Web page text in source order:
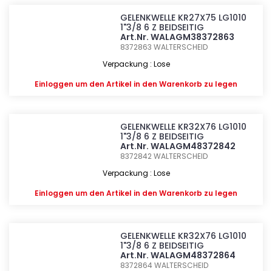
GELENKWELLE KR27X75 LG1010
1"3/8 6 Z BEIDSEITIG
Art.Nr. WALAGM38372863
8372863WALTERSCHEID
Verpackung : Lose
Einloggen um den Artikel in den Warenkorb zu legen
GELENKWELLE KR32X76 LG1010
1"3/8 6 Z BEIDSEITIG
Art.Nr. WALAGM48372842
8372842WALTERSCHEID
Verpackung : Lose
Einloggen um den Artikel in den Warenkorb zu legen
GELENKWELLE KR32X76 LG1010
1"3/8 6 Z BEIDSEITIG
Art.Nr. WALAGM48372864
8372864WALTERSCHEID